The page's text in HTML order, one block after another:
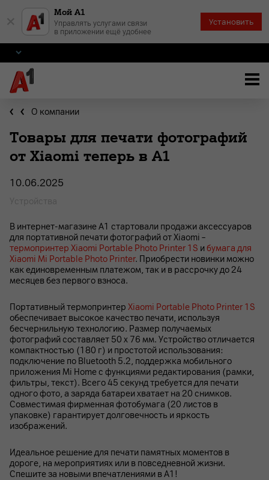
Мой А1
Управлять услугами связи
в приложении ещё удобнее
Установить
О компании
Товары для печати фотографий
от Xiaomi теперь в А1
10.06.2025
В интернет-магазине А1 стартовали продажи аксессуаров
для портативной печати фотографий от Xiaomi –
термопринтер Xiaomi Portable Photo Printer 1S ибумага для
Xiaomi Mi Portable Photo Printer. Приобрести новинки можно
как единовременным платежом, так и в рассрочку до 24
месяцев без первого взноса.
Портативный термопринтер Xiaomi Portable Photo Printer 1S
обеспечивает высокое качество печати, используя
бесчернильную технологию. Размер получаемых
фотографий составляет 50 x 76 мм. Устройство отличается
компактностью (180 г) и простотой использования:
подключение по Bluetooth 5.2, поддержка мобильного
приложения Mi Home с функциями редактирования (рамки,
фильтры, текст). Всего 45 секунд требуется для печати
одного фото, а заряда батареи хватает на 20 снимков.
Совместимая фирменная фотобумага (20 листов в
упаковке) гарантирует долговечность и яркость
изображений.
Идеальное решение для печати памятных моментов в
дороге, на мероприятиях или в повседневной жизни.
Спешите за новыми впечатлениями в А1!